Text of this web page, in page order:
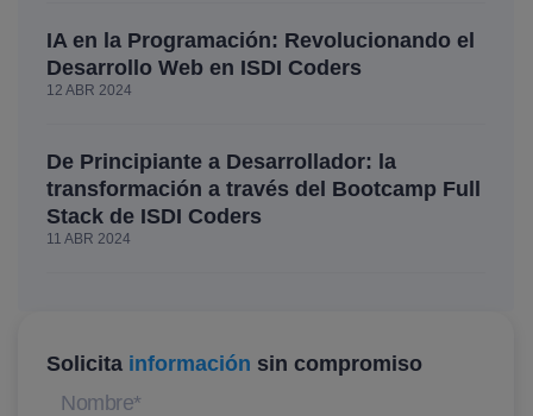
IA en la Programación: Revolucionando el
Desarrollo Web en ISDI Coders
12 ABR 2024
De Principiante a Desarrollador: la
transformación a través del Bootcamp Full
Stack de ISDI Coders
11 ABR 2024
Solicita información sin compromiso
Nombre*